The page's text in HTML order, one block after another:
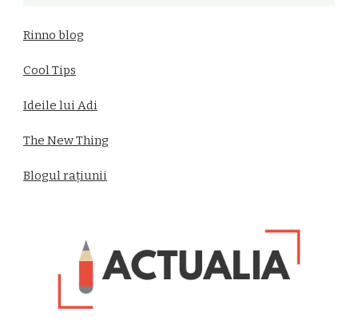
Rinno blog
Cool Tips
Ideile lui Adi
The New Thing
Blogul rațiunii